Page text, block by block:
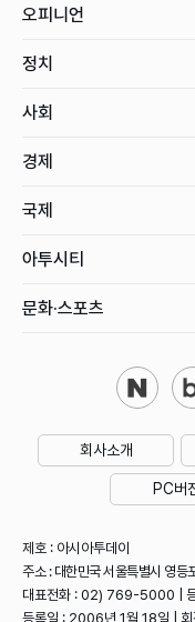
오피니언
정치
사회
경제
국제
아투시티
문화·스포츠
회사소개
PC버
제호 : 아시아투데이
주소 : 대한민국 서울특별시 영
대표전화 : 02) 769-5000 |
등록일 : 2006년 1월 18일 | 회